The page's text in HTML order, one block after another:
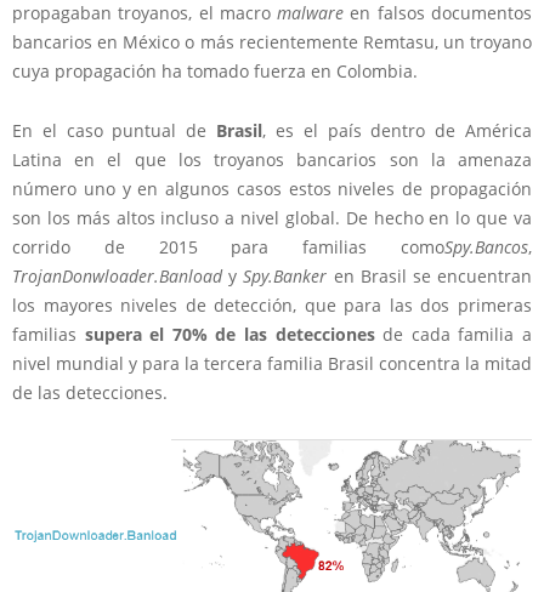
propagaban troyanos, el macromalware en falsos documentos
bancarios en México o más recientemente Remtasu, un troyano
cuya propagación ha tomado fuerza en Colombia.
En el caso puntual de Brasil, es el país dentro de América
Latina en el que los troyanos bancarios son la amenaza
número uno y en algunos casos estos niveles de propagación
son los más altos incluso a nivel global. De hecho en lo que va
corrido de 2015 para familias comoSpy.Bancos,
TrojanDonwloader.BanloadySpy.Banker en Brasil se encuentran
los mayores niveles de detección, que para las dos primeras
familias supera el 70% de las deteccionesde cada familia a
nivel mundial y para la tercera familia Brasil concentra la mitad
de las detecciones.